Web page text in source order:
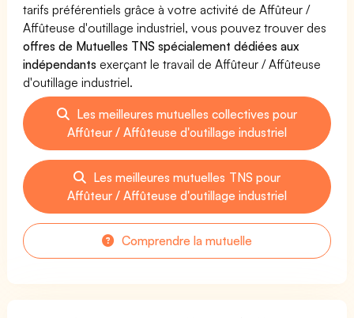
tarifs préférentiels grâce à votre activité de Affûteur /
Affûteuse d'outillage industriel, vous pouvez trouver des
offres de Mutuelles TNS spécialement dédiées aux
indépendants exerçant le travail de Affûteur / Affûteuse
d'outillage industriel.
Les meilleures mutuelles collectives pour
Affûteur / Affûteuse d'outillage industriel
Les meilleures mutuelles TNS pour
Affûteur / Affûteuse d'outillage industriel
Comprendre la mutuelle